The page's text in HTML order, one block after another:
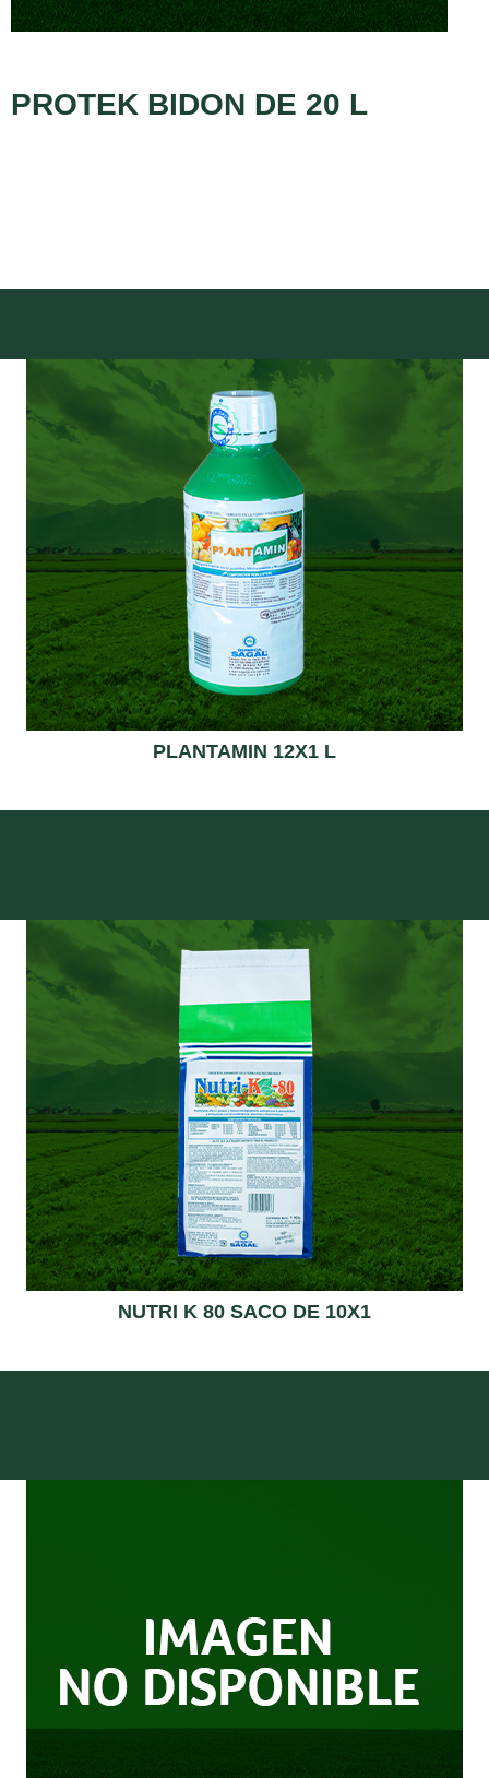
PROTEK BIDON DE 20 L
PLANTAMIN 12X1 L
NUTRI K 80 SACO DE 10X1